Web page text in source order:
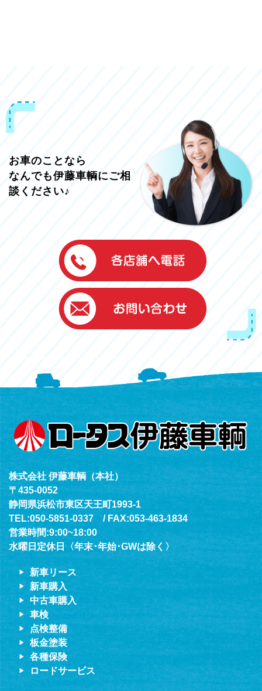
お車のことなら
なんでも伊藤車輌にご相
談ください♪
伊藤車輌（本社）
050-5851-0337
グッドワン浜松
050-5851-0338
浜北店
050-5851-0339
（年中無休24h対応）
株式会社 伊藤車輌（本社）
〒435-0052
静岡県浜松市東区天王町1993-1
TEL:050-5851-0337 / FAX:053-463-1834
営業時間:9:00~18:00
水曜日定休日〈年末･年始･GWは除く〉
新車リース
新車購入
中古車購入
車検
点検整備
板金塗装
各種保険
ロードサービス